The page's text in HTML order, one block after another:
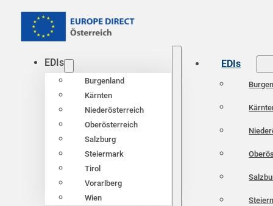
EDIs
Burgenland
Kärnten
Niederösterreich
Oberösterreich
Salzburg
Steiermark
Tirol
Vorarlberg
Wien
EDIs